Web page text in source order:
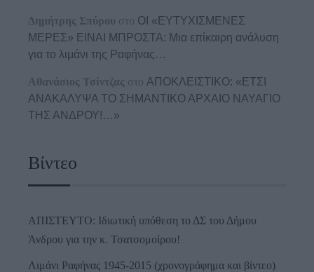
Δημήτρης Σπύρου στο ΟΙ «ΕΥΤΥΧΙΣΜΕΝΕΣ
ΜΕΡΕΣ» ΕΙΝΑΙ ΜΠΡΟΣΤΑ: Μια επίκαιρη ανάλυση
για το λιμάνι της Ραφήνας…
Αθανάσιος Τσίντζας στο ΑΠΟΚΛΕΙΣΤΙΚΟ: «ΕΤΣΙ
ΑΝΑΚΑΛΥΨΑ ΤΟ ΣΗΜΑΝΤΙΚΟ ΑΡΧΑΙΟ ΝΑΥΑΓΙΟ
ΤΗΣ ΑΝΔΡΟΥ!…»
Βίντεο
ΑΠΙΣΤΕΥΤΟ: Ιδιωτική υπόθεση το ΔΣ του Δήμου
Άνδρου για την κ. Τσατσομοίρου!
Λιμάνι Ραφήνας 1945-2015 (χρονογράφημα και βίντεο)